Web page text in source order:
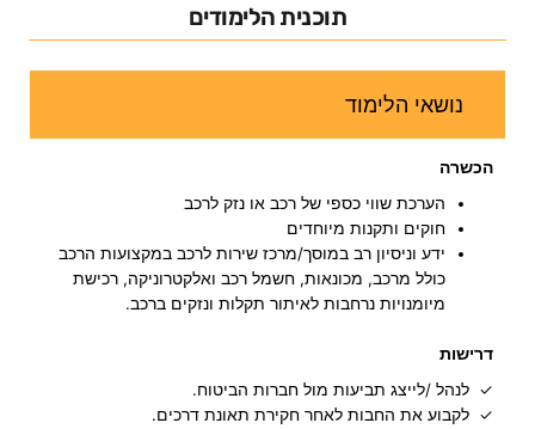
תוכנית הלימודים
נושאי הלימוד
הכשרה
הערכת שווי כספי של רכב או נזק לרכב
חוקים ותקנות מיוחדים
ידע וניסיון רב במוסך/מרכז שירות לרכב במקצועות הרכב
כולל מרכב, מכונאות, חשמל רכב ואלקטרוניקה, רכישת
מיומנויות נרחבות לאיתור תקלות ונזקים ברכב.
דרישות
✓ לנהל /לייצג תביעות מול חברות הביטוח.
✓ לקבוע את החבות לאחר חקירת תאונת דרכים.